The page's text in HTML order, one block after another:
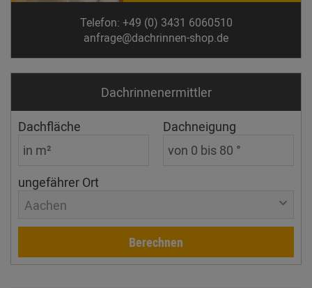
Telefon: +49 (0) 3431 6060510
anfrage@dachrinnen-shop.de
Dachrinnen­ermittler
Dachfläche Dachneigung
ungefährer Ort
Aachen
Berechnen